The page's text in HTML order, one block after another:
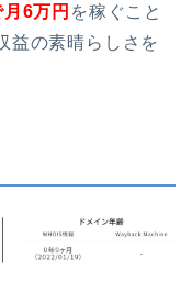
6万円 を稼ぐこと
益の素晴らしさを